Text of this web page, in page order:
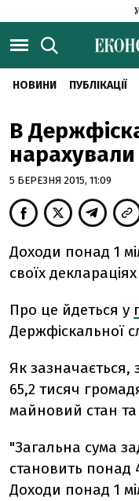
НОВИНИ ПУБЛІКАЦІЇ
В
нарахували
5 БЕРЕЗНЯ 2015, 11:09
Доходи понад 1
своїх деклараціях
Про це йдеться у
Держфіскальної
Як зазначається,
65,2 тисяч
майновий стан
"Загальна сума
становить понад
Доходи понад 1